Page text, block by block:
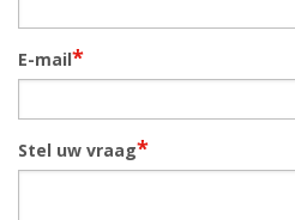
E-mail*
Stel uw vraag*